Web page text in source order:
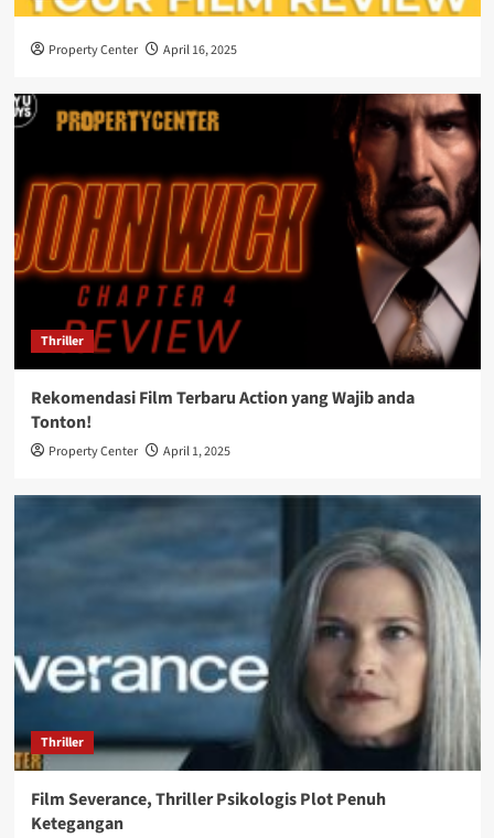
Property Center April 16, 2025
Thriller
Rekomendasi Film Terbaru Action yang Wajib anda
Tonton!
Property Center April 1, 2025
Thriller
Film Severance, Thriller Psikologis Plot Penuh
Ketegangan